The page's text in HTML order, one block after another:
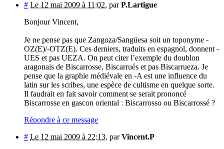
# Le 12 mai 2009 à 11:02, parP.Lartigue
Bonjour Vincent,
Je ne pense pas que Zangoza/Sangüesa soit un toponyme -
OZ(E)/-OTZ(E). Ces derniers, traduits en espagnol, donnent -
UES et pas UEZA. On peut citer l’exemple du doublon
aragonais de Biscarrosse, Biscarrués et pas Biscarrueza. Je
pense que la graphie médiévale en -A est une influence du
latin sur les scribes, une espèce de cultisme en quelque sorte.
Il faudrait en fait savoir comment se serait prononcé
Biscarrosse en gascon oriental : Biscarrosso ou Biscarrossé ?
Répondre à ce message
# Le 12 mai 2009 à 22:13, parVincent.P